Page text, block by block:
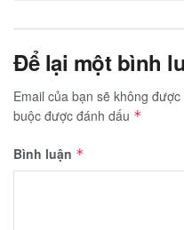
Để lại một bình
Email của bạn sẽ không
buộc được đánh dấu *
Bình luận *